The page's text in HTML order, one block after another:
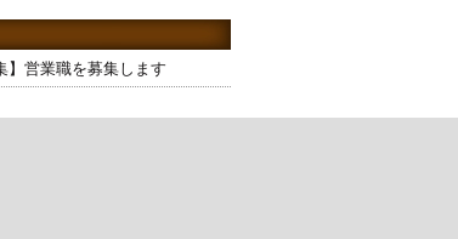
】営業職を募集します